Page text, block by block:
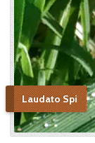
Laudato Spi